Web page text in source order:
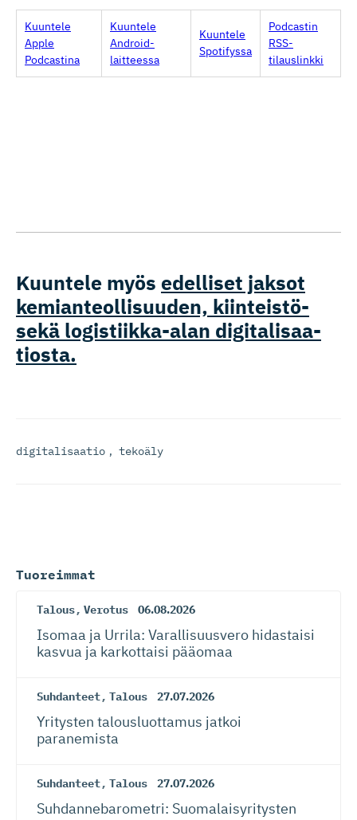
Kuuntele
Apple
Podcastina
Kuuntele
Android-
laitteessa
Kuuntele
Spotifyssa
Podcastin
RSS-
tilauslinkki
Kuuntele myös edelliset jaksot
kemianteol­li­suuden, kiinteistö-
sekä logistiik­ka-alan digitalisaa­
tiosta.
digitalisaatio , tekoäly
Tuoreimmat
Talous, Verotus 06.08.2026
Isomaa ja Urrila: Varallisuusvero hidastaisi
kasvua ja karkottaisi pääomaa
Suhdanteet, Talous 27.07.2026
Yritysten talousluottamus jatkoi
paranemista
Suhdanteet, Talous 27.07.2026
Suhdanneba­ro­metri: Suomalaisy­ri­tysten